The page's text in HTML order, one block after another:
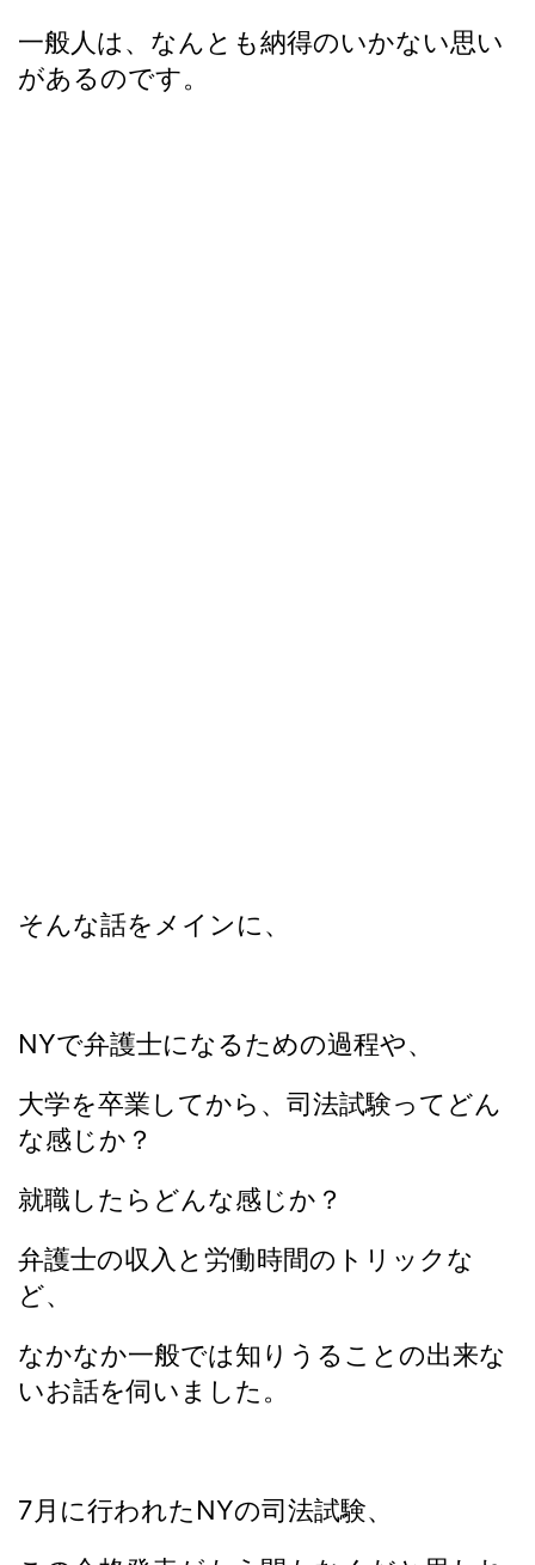
一般人は、なんとも納得のいかない思い
があるのです。
そんな話をメインに、
NYで弁護士になるための過程や、
大学を卒業してから、司法試験ってどん
な感じか？
就職したらどんな感じか？
弁護士の収入と労働時間のトリックな
ど、
なかなか一般では知りうることの出来な
いお話を伺いました。
7月に行われたNYの司法試験、